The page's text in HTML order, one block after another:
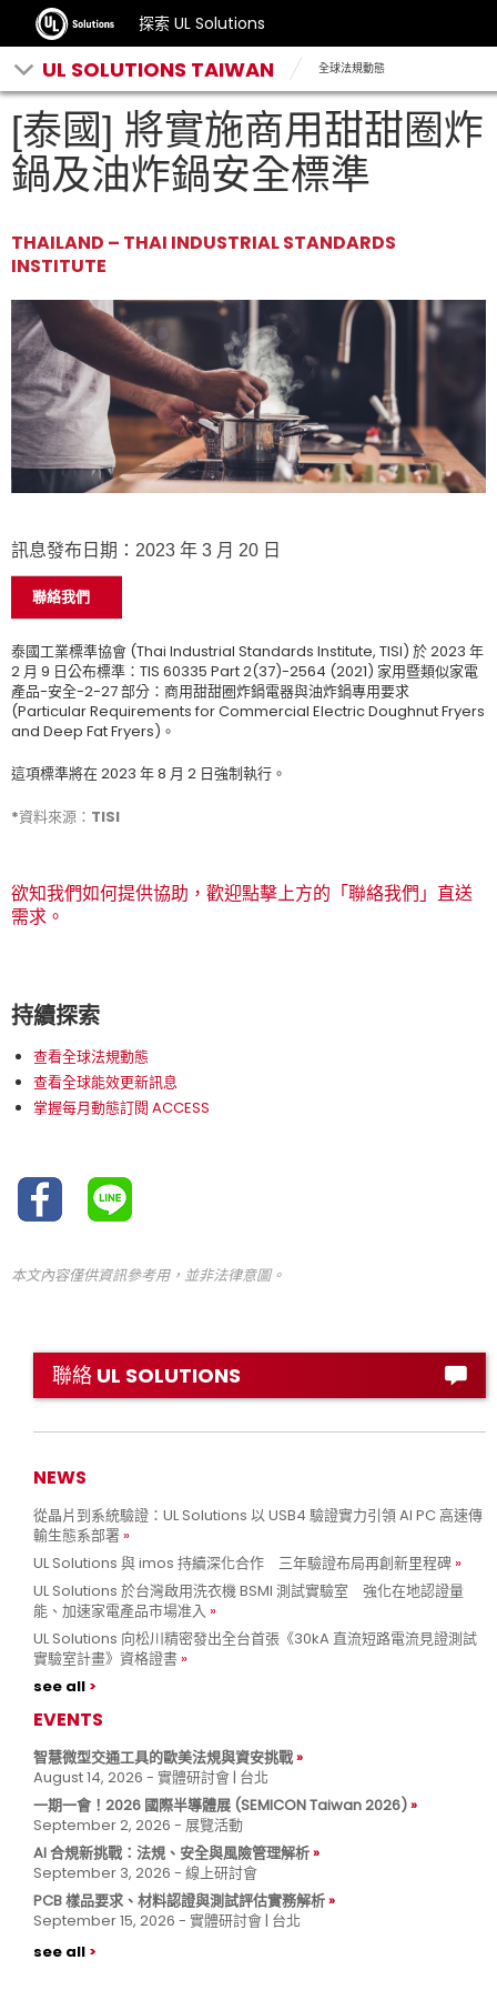
探索 UL Solutions
UL SOLUTIONS TAIWAN 全球法規動態
[泰國] 將實施商用甜甜圈炸
鍋及油炸鍋安全標準
THAILAND – THAI INDUSTRIAL STANDARDS
INSTITUTE
訊息發布日期：2023 年 3 月 20 日
聯絡我們
泰國工業標準協會 (Thai Industrial Standards Institute, TISI) 於 2023 年
2 月 9 日公布標準：TIS 60335 Part 2(37)-2564 (2021) 家用暨類似家電
產品-安全-2-27 部分：商用甜甜圈炸鍋電器與油炸鍋專用要求
(Particular Requirements for Commercial Electric Doughnut Fryers
and Deep Fat Fryers)。
這項標準將在 2023 年 8 月 2 日強制執行。
*資料來源：TISI
欲知我們如何提供協助，歡迎點擊上方的「聯絡我們」直送
需求。
持續探索
查看全球法規動態
查看全球能效更新訊息
掌握每月動態訂閱 ACCESS
本文內容僅供資訊參考用，並非法律意圖。
聯絡 UL SOLUTIONS
NEWS
從晶片到系統驗證：UL Solutions 以 USB4 驗證實力引領 AI PC 高速傳
輸生態系部署
UL Solutions 與 imos 持續深化合作 三年驗證布局再創新里程碑
UL Solutions 於台灣啟用洗衣機 BSMI 測試實驗室 強化在地認證量
能、加速家電產品市場准入
UL Solutions 向松川精密發出全台首張《30kA 直流短路電流見證測試
實驗室計畫》資格證書
see all
EVENTS
智慧微型交通工具的歐美法規與資安挑戰
August 14, 2026 - 實體研討會 | 台北
一期一會！2026 國際半導體展 (SEMICON Taiwan 2026)
September 2, 2026 - 展覽活動
AI 合規新挑戰：法規、安全與風險管理解析
September 3, 2026 - 線上研討會
PCB 樣品要求、材料認證與測試評估實務解析
September 15, 2026 - 實體研討會 | 台北
see all